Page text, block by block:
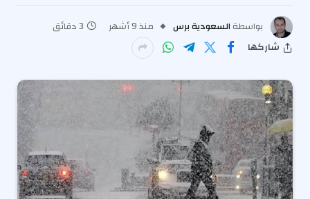
بواسطة السعودية برس منذ 9 أشهر
3 دقائق
شاركها